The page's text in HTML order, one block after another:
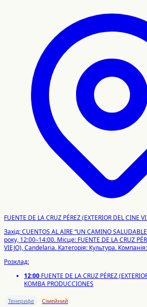
FUENTE DE LA CRUZ PÉREZ (EXTERIOR DEL CINE
Захід: CUENTOS AL AIRE “UN CAMINO
року, 12:00–14:00. Місце: FUENTE DE LA CRUZ
VIEJO), Candelaria. Категорія: Культура.
Розклад:
12:00 FUENTE DE LA CRUZ PÉREZ
KOMBA PRODUCCIONES
Тенерифе
Сімейний